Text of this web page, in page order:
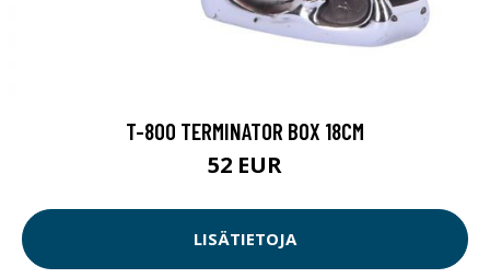
T-800 TERMINATOR BOX 18CM
52 EUR
LISÄTIETOJA